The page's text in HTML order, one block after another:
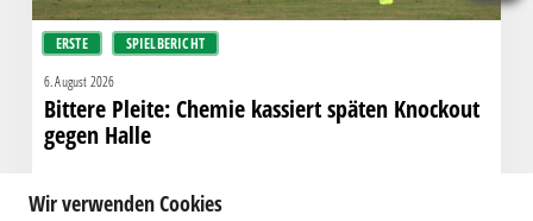
ERSTE SPIELBERICHT
6. August 2026
Bittere Pleite: Chemie kassiert späten Knockout
gegen Halle
Wir verwenden Cookies